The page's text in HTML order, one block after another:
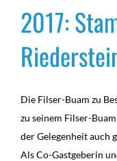
2017:
Die Filser-Buam zu
zu seinem Filser-
der Gelegenheit auch
Als Co-Gastgeberin